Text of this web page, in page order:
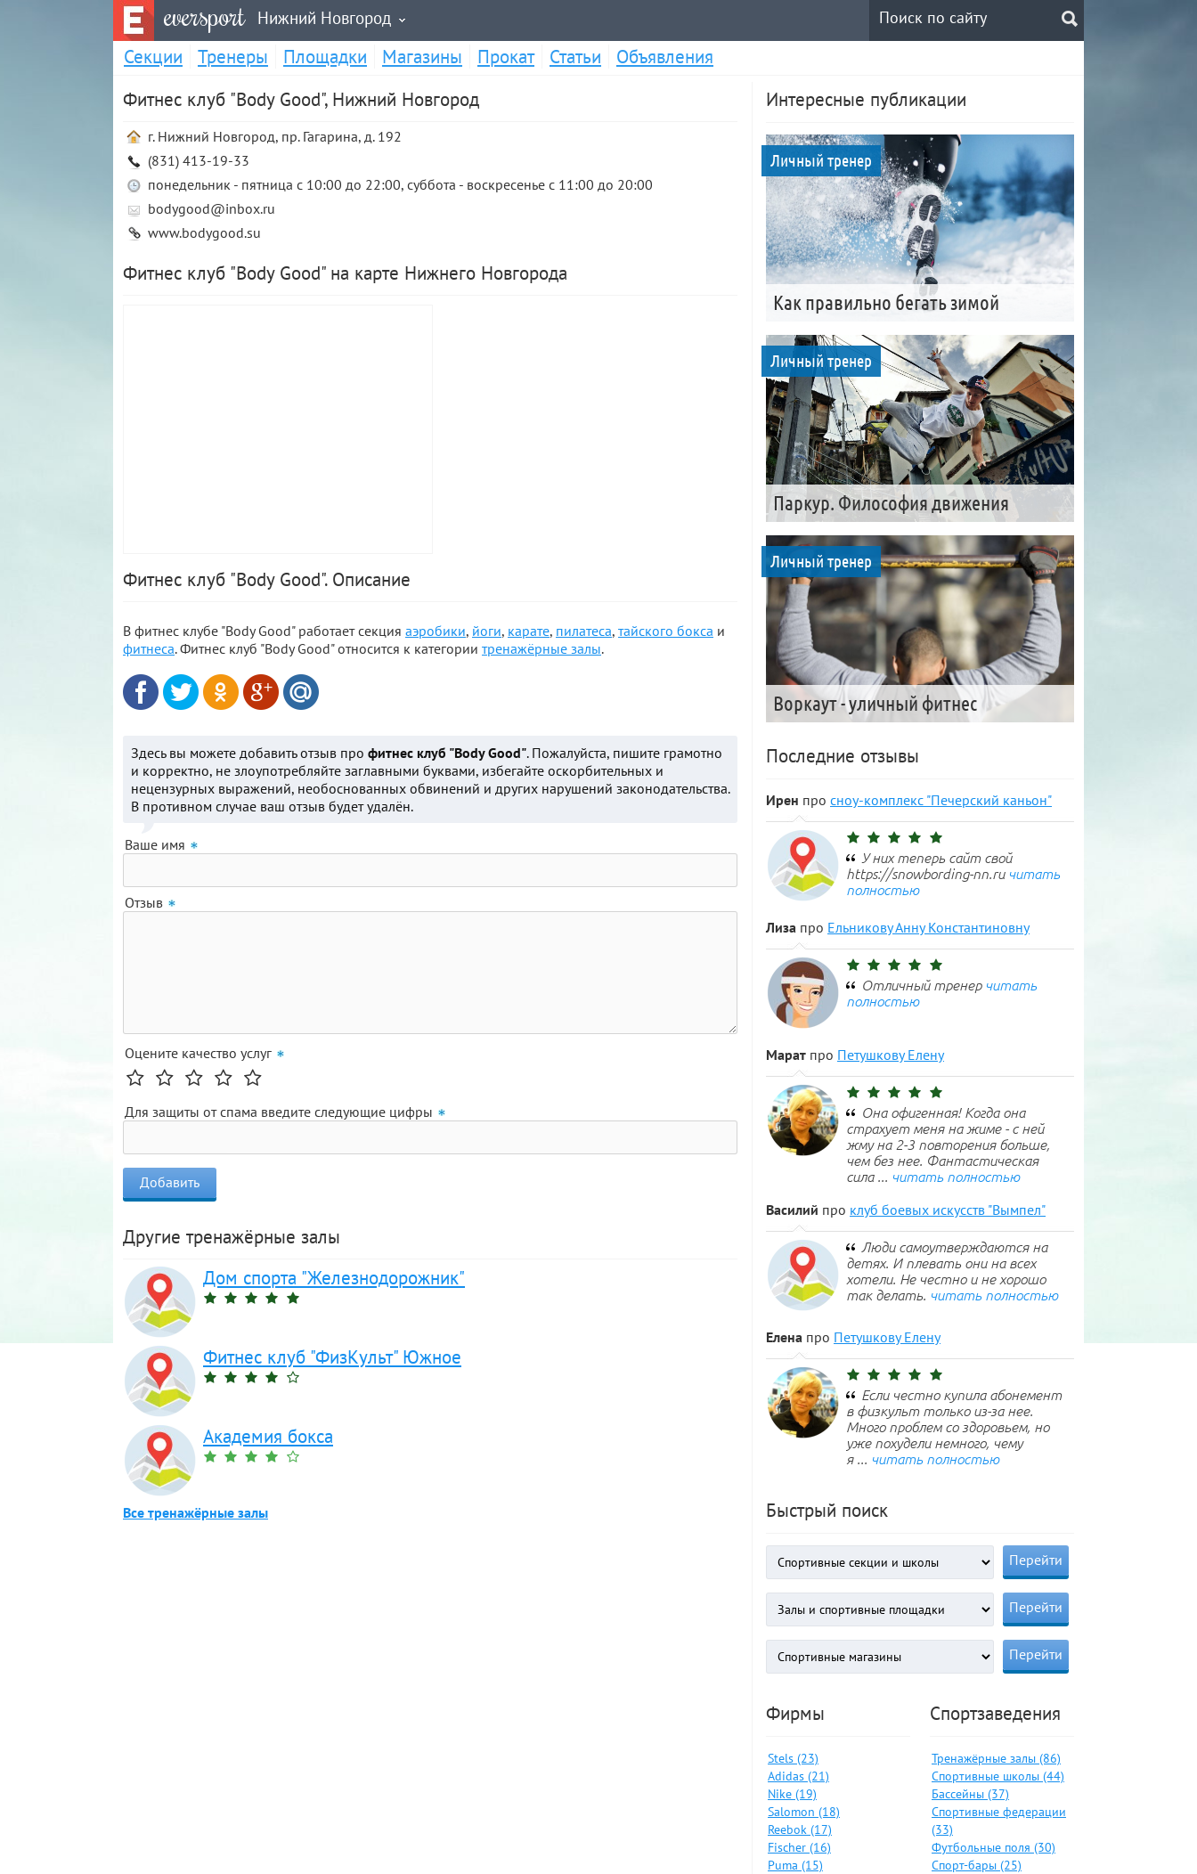
eversport Нижний Новгород
Секции Тренеры Площадки Магазины Прокат Статьи
Объявления
Фитнес клуб "Body Good", Нижний Новгород
г. Нижний Новгород, пр. Гагарина, д. 192
(831) 413-19-33
понедельник - пятница с 10:00 до 22:00, суббота - воскресенье с 11:00 до 20:00
bodygood@inbox.ru
www.bodygood.su
Фитнес клуб "Body Good" на карте Нижнего Новгорода
Фитнес клуб "Body Good". Описание
В фитнес клубе "Body Good" работает секция аэробики, йоги, карате, пилатеса, тайского бокса и
фитнеса. Фитнес клуб "Body Good" относится к категории тренажёрные залы.
Здесь вы можете добавить отзыв про фитнес клуб "Body Good". Пожалуйста, пишите грамотно
и корректно, не злоупотребляйте заглавными буквами, избегайте оскорбительных и
нецензурных выражений, необоснованных обвинений и других нарушений законодательства.
В противном случае ваш отзыв будет удалён.
Ваше имя
Отзыв
Оцените качество услуг
Для защиты от спама введите следующие цифры
Другие тренажёрные залы
Дом спорта "Железнодорожник"
Фитнес клуб "ФизКульт" Южное
Академия бокса
Все тренажёрные залы
Интересные публикации
Личный тренер
Как правильно бегать зимой
Личный тренер
Паркур. Философия движения
Личный тренер
Воркаут - уличный фитнес
Последние отзывы
Ирен про сноу-комплекс "Печерский каньон"
У них теперь сайт свой
https://snowbording-nn.ru читать
полностью
Лиза про Ельникову Анну Константиновну
Отличный тренер читать
полностью
Марат про Петушкову Елену
Она офигенная! Когда она
страхует меня на жиме - с ней
жму на 2-3 повторения больше,
чем без нее. Фантастическая
сила ... читать полностью
Василий про клуб боевых искусств "Вымпел"
Люди самоутверждаются на
детях. И плевать они на всех
хотели. Не честно и не хорошо
так делать. читать полностью
Елена про Петушкову Елену
Если честно купила абонемент
в физкульт только из-за нее.
Много проблем со здоровьем, но
уже похудели немного, чему
я ... читать полностью
Быстрый поиск
Фирмы
Stels (23)
Adidas (21)
Nike (19)
Salomon (18)
Reebok (17)
Fischer (16)
Puma (15)
Спортзаведения
Тренажёрные залы (86)
Спортивные школы (44)
Бассейны (37)
Спортивные федерации
(33)
Футбольные поля (30)
Спорт-бары (25)